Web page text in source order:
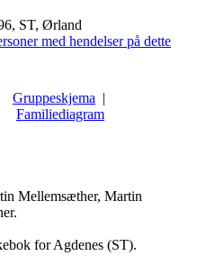
ST, Ørland
Gruppeskjema |
Familiediagram
Mellemsæther, Martin
for Agdenes (ST).